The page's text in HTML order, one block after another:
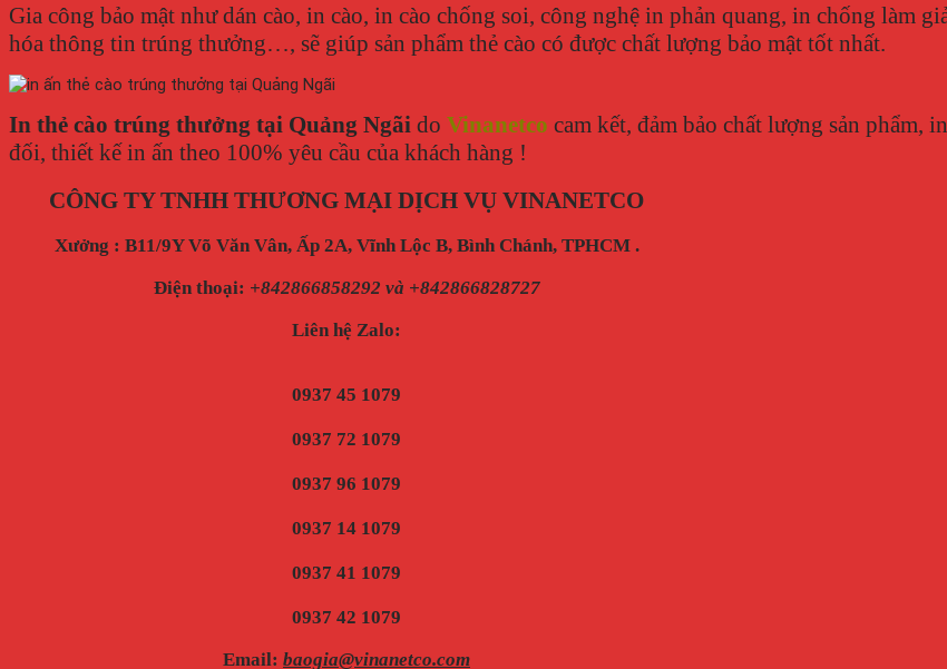
Gia công bảo mật như dán cào, in cào, in cào chống soi, công nghệ in phản quang, in chống làm
hóa thông tin trúng thưởng…, sẽ giúp sản phẩm thẻ cào có được chất lượng bảo mật tốt nhất.
In thẻ cào trúng thưởng tại Quảng Ngãi do Vinanetco cam kết, đảm bảo chất lượng sản phẩm,
đối, thiết kế in ấn theo 100% yêu cầu của khách hàng !
CÔNG TY TNHH THƯƠNG MẠI DỊCH VỤ VINANETCO
Xưởng : B11/9Y Võ Văn Vân, Ấp 2A, Vĩnh Lộc B, Bình Chánh, TPHCM .
Điện thoại: +842866858292 và +842866828727
Liên hệ Zalo:
0937 45 1079
0937 72 1079
0937 96 1079
0937 14 1079
0937 41 1079
0937 42 1079
Email: baogia@vinanetco.com